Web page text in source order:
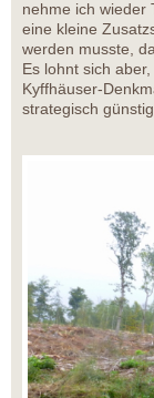
nehme ich wieder
eine kleine
werden musste,
Es lohnt sich
Kyffhäuser-
strategisch